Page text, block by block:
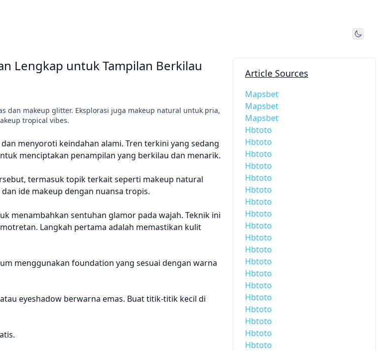
Toggle
Lengkap untuk Tampilan Berkilau
dan makeup glitter. Eksplorasi juga makeup natural untuk pria,
tropical vibes.
menyoroti keindahan alami. Tren terkini yang sedang
menciptakan penampilan yang berkilau dan menarik.
termasuk topik terkait seperti makeup natural
ide makeup dengan nuansa tropis.
menambahkan sentuhan glamor pada wajah. Teknik ini
Langkah pertama adalah memastikan kulit
menggunakan foundation yang sesuai dengan warna
eyeshadow berwarna emas. Buat titik-titik kecil di
Article Sources
Mapsbet
Mapsbet
Mapsbet
Hbtoto
Hbtoto
Hbtoto
Hbtoto
Hbtoto
Hbtoto
Hbtoto
Hbtoto
Hbtoto
Hbtoto
Hbtoto
Hbtoto
Hbtoto
Hbtoto
Hbtoto
Hbtoto
Hbtoto
Hbtoto
Hbtoto